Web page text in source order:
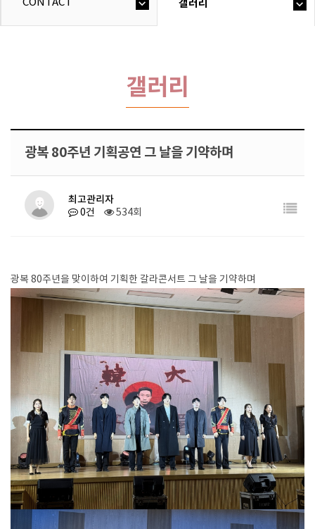
CONTACT 갤러리
갤러리
광복 80주년 기획공연 그 날을 기약하며
최고관리자
0건 534회
광복 80주년을 맞이하여 기획한 갈라콘서트 그 날을 기약하며